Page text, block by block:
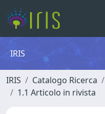
IRIS
IRIS Catalogo Ricerca
1.1 Articolo in rivista